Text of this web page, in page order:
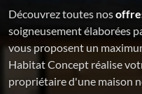
Découvrez toutes nos
soigneusement élaborées
vous proposent un
Habitat Concept réalise
propriétaire d'une maison